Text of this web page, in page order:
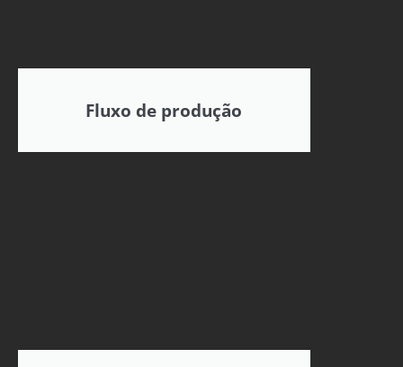
Fluxo de produção